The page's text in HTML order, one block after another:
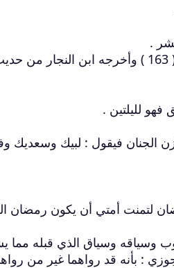
.
ورواه تمام في فوائده من حديث ابن عمر من غير طريق أبي معشر ( 163 ) وأخرجه ابن النجار
الجنان فيقول : لبيك وسعديك
لتمنت أمتي أن يكون رمضان
وسياقه وسياق الذي قبله مما
: بأنه قد رواهما غير من